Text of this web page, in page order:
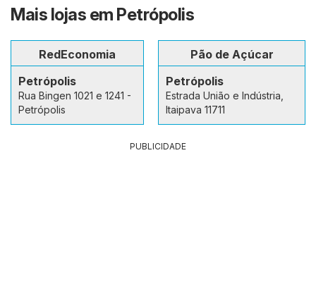
Mais lojas em Petrópolis
RedEconomia
Petrópolis
Rua Bingen 1021 e 1241 -
Petrópolis
Pão de Açúcar
Petrópolis
Estrada União e Indústria,
Itaipava 11711
PUBLICIDADE